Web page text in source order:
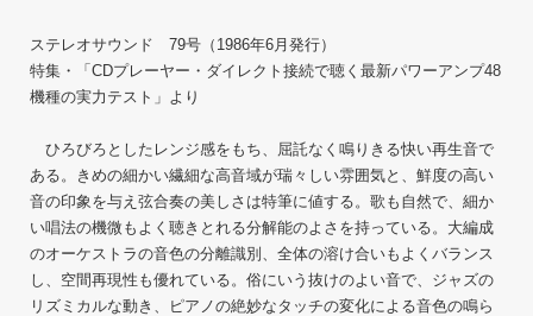
ステレオサウンド 79号（1986年6月発行）
特集・「CDプレーヤー・ダイレクト接続で聴く最新パワーアンプ48
機種の実力テスト」より
ひろびろとしたレンジ感をもち、屈託なく鳴りきる快い再生音で
ある。きめの細かい繊細な高音域が瑞々しい雰囲気と、鮮度の高い
音の印象を与え弦合奏の美しさは特筆に値する。歌も自然で、細か
い唱法の機微もよく聴きとれる分解能のよさを持っている。大編成
のオーケストラの音色の分離識別、全体の溶け合いもよくバランス
し、空間再現性も優れている。俗にいう抜けのよい音で、ジャズの
リズミカルな動き、ピアノの絶妙なタッチの変化による音色の鳴ら